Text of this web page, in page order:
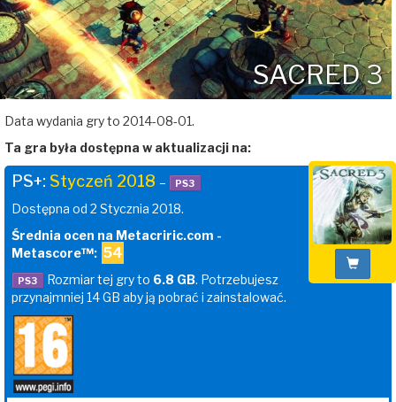
SACRED 3
Data wydania gry to 2014-08-01.
Ta gra była dostępna w aktualizacji na:
PS+: Styczeń 2018 – PS3
Dostępna od 2 Stycznia 2018.
Średnia ocen na Metacriric.com -
Metascore™: 54
PS3 Rozmiar tej gry to 6.8 GB. Potrzebujesz
przynajmniej 14 GB aby ją pobrać i zainstalować.